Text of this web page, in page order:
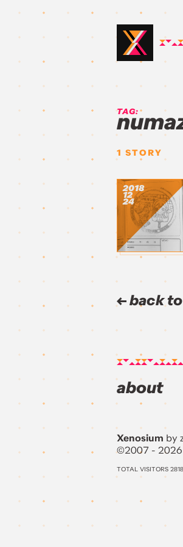
TAG:
1 STORY
2018
12
24
back
about
Xenosium by
©2007 - 2026
TOTAL VISITORS